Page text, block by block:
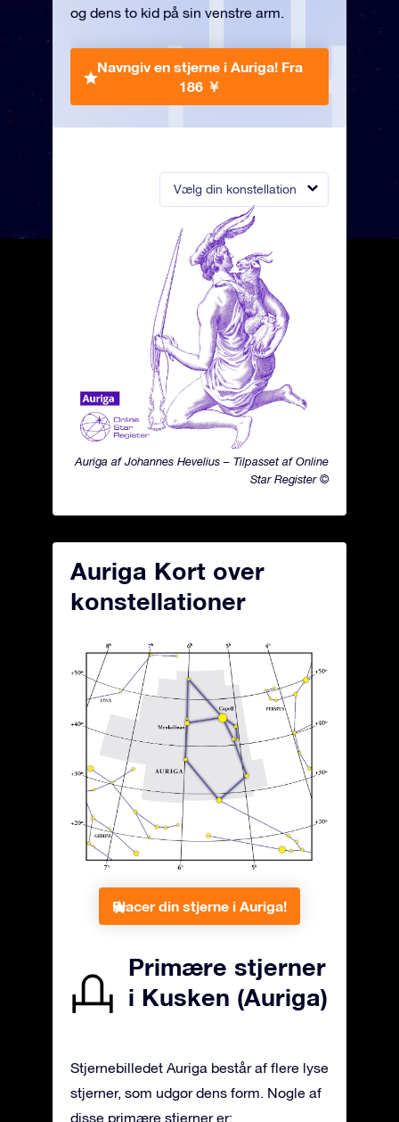
Vælg din konstellation
Auriga af Johannes Hevelius – Tilpasset af Online
Star Register ©
og dens to kid på sin venstre arm.
Navngiv en stjerne i Auriga! Fra
186 ￥
Auriga Kort over
konstellationer
Placer din stjerne i Auriga!
Primære stjerner
i Kusken (Auriga)
Stjernebilledet Auriga består af flere lyse
stjerner, som udgør dens form. Nogle af
disse primære stjerner er: